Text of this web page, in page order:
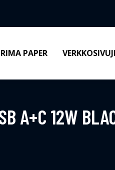
PAPER
A+C 12W